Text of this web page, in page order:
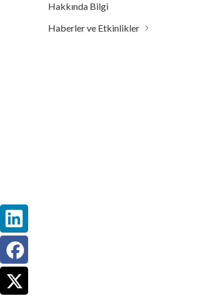
Hakkında Bilgi
Haberler ve Etkinlikler